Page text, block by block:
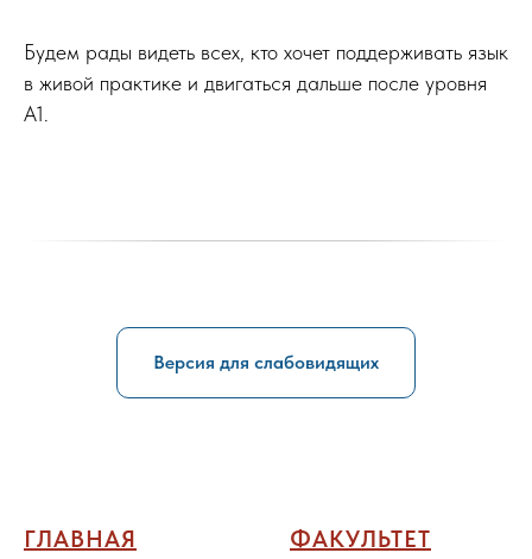
Будем рады видеть всех, кто хочет поддерживать язык
в живой практике и двигаться дальше после уровня
A1.
Версия для слабовидящих
ГЛАВНАЯ ФАКУЛЬТЕТ